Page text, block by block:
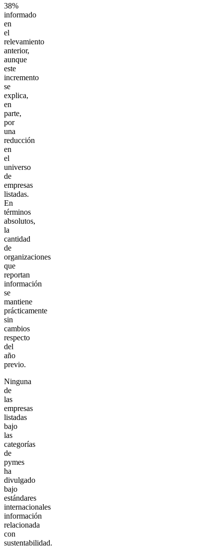
38%
informado
en
el
relevamiento
anterior,
aunque
este
incremento
se
explica,
en
parte,
por
una
reducción
en
el
universo
de
empresas
listadas.
En
términos
absolutos,
la
cantidad
de
organizaciones
que
reportan
información
se
mantiene
prácticamente
sin
cambios
respecto
del
año
previo.
Ninguna
de
las
empresas
listadas
bajo
las
categorías
de
pymes
ha
divulgado
bajo
estándares
internacionales
información
relacionada
con
sustentabilidad.